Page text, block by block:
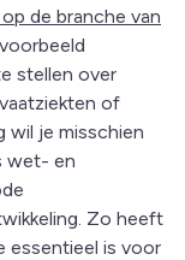
de branche van
stellen over
of
wil je misschien
wet- en
Zo heeft
essentieel is voor